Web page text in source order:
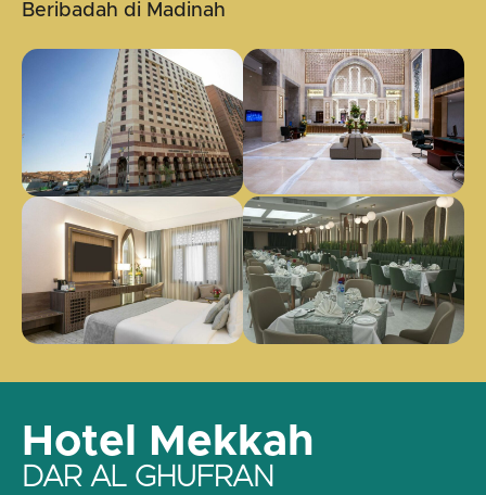
Beribadah di Madinah
Hotel Mekkah
DAR AL GHUFRAN